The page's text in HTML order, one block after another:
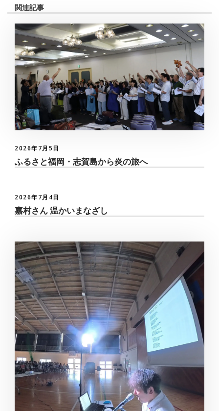
関連記事
2026年7月5日
ふるさと福岡・志賀島から炎の旅へ
2026年7月4日
嘉村さん 温かいまなざし